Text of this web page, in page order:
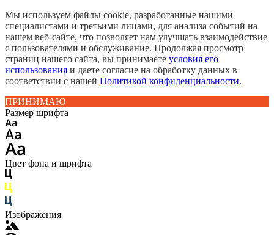
Мы используем файлы cookie, разработанные нашими
специалистами и третьими лицами, для анализа событий на
нашем веб-сайте, что позволяет нам улучшать взаимодействие
с пользователями и обслуживание. Продолжая просмотр
страниц нашего сайта, вы принимаете условия его
использования и даете согласие на обработку данных в
соответствии с нашей Политикой конфиденциальности.
ПРИНИМАЮ
Размер шрифта
Цвет фона и шрифта
Изображения